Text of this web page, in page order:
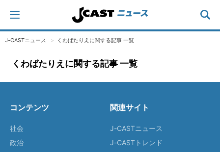
J-CASTニュース くわばたりえに関する記事 一覧
くわばたりえに関する記事 一覧
コンテンツ
社会
政治
関連サイト
J-CASTニュース
J-CASTトレンド